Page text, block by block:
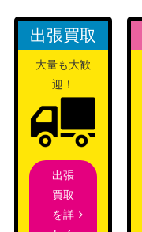
出張買取
大量も大歓
迎！
出張
買取
を詳